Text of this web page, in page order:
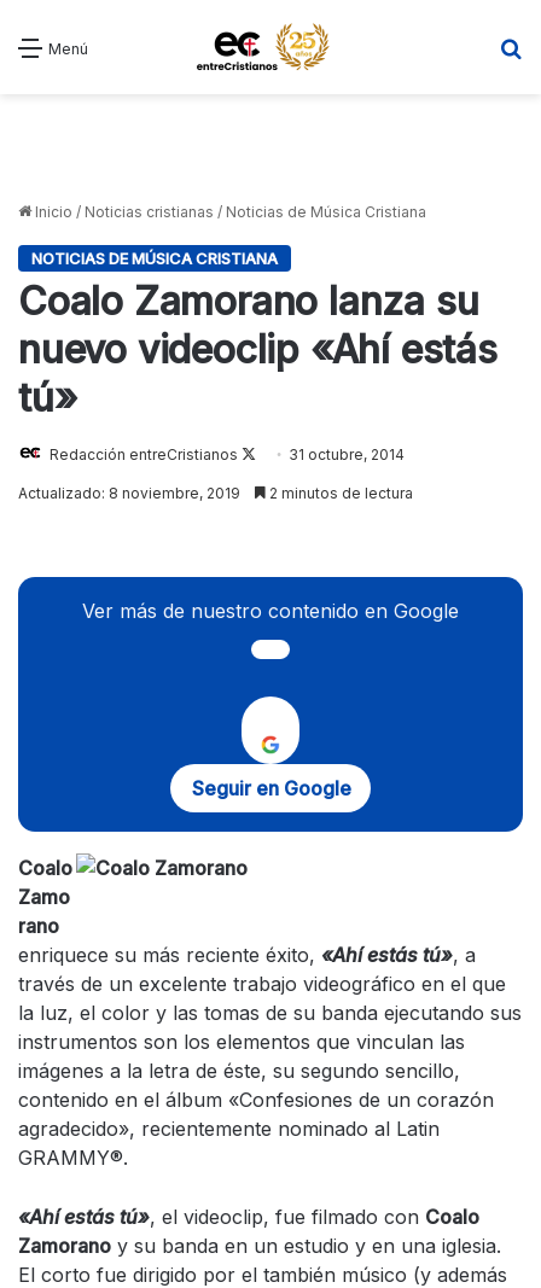
Menú
Inicio / Noticias cristianas / Noticias de Música Cristiana
NOTICIAS DE MÚSICA CRISTIANA
Coalo Zamorano lanza su
nuevo videoclip «Ahí estás
tú»
Redacción entreCristianos
Follow
on
31 octubre, 2014
Actualizado: 8 noviembre, 2019 2 minutos de lectura
Ver más de nuestro contenido en Google
Seguir en Google
Coalo
Zamo
rano
enriquece su más reciente éxito, «Ahí estás tú», a
través de un excelente trabajo videográfico en el que
la luz, el color y las tomas de su banda ejecutando sus
instrumentos son los elementos que vinculan las
imágenes a la letra de éste, su segundo sencillo,
contenido en el álbum «Confesiones de un corazón
agradecido», recientemente nominado al Latin
GRAMMY®.
«Ahí estás tú», el videoclip, fue filmado con Coalo
Zamorano y su banda en un estudio y en una iglesia.
El corto fue dirigido por el también músico (y además